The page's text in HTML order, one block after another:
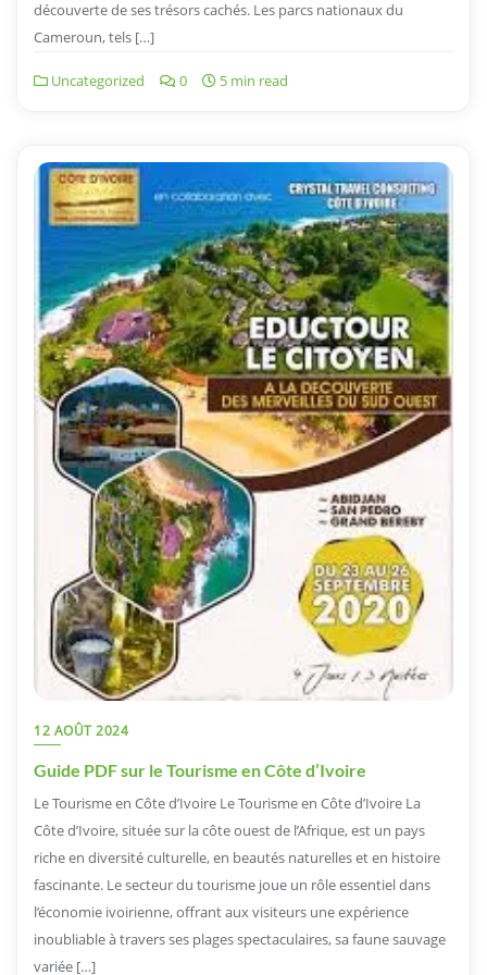
découverte de ses trésors cachés. Les parcs nationaux du
Cameroun, tels […]
Uncategorized 0 5 min read
12 AOÛT 2024
Guide PDF sur le Tourisme en Côte d’Ivoire
Le Tourisme en Côte d’Ivoire Le Tourisme en Côte d’Ivoire La
Côte d’Ivoire, située sur la côte ouest de l’Afrique, est un pays
riche en diversité culturelle, en beautés naturelles et en histoire
fascinante. Le secteur du tourisme joue un rôle essentiel dans
l’économie ivoirienne, offrant aux visiteurs une expérience
inoubliable à travers ses plages spectaculaires, sa faune sauvage
variée […]